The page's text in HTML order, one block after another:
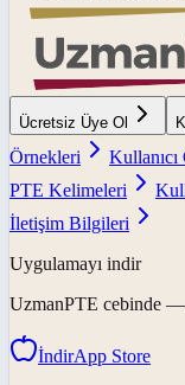
Ücretsiz Üye Ol
Örnekleri
PTE Kelimeleri
İletişim Bilgileri
Uygulamayı indir
UzmanPTE cebinde —
İndirApp Store